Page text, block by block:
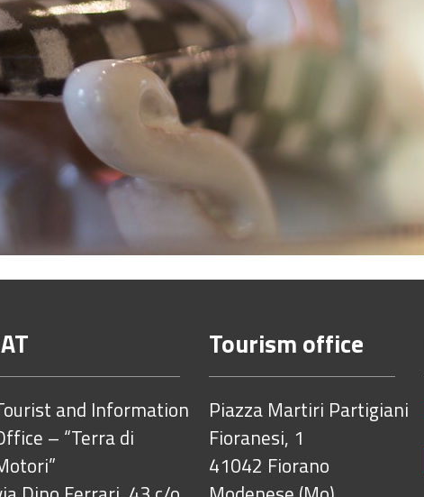
and Information
– “Terra di
Tourism office
Piazza Martiri Partigiani
Fioranesi, 1
41042 Fiorano